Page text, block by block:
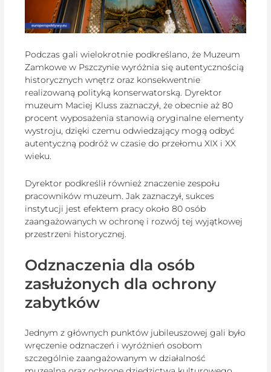
Podczas gali wielokrotnie podkreślano, że Muzeum
Zamkowe w Pszczynie wyróżnia się autentycznością
historycznych wnętrz oraz konsekwentnie
realizowaną polityką konserwatorską. Dyrektor
muzeum Maciej Kluss zaznaczył, że obecnie aż 80
procent wyposażenia stanowią oryginalne elementy
wystroju, dzięki czemu odwiedzający mogą odbyć
autentyczną podróż w czasie do przełomu XIX i XX
wieku.
Dyrektor podkreślił również znaczenie zespołu
pracowników muzeum. Jak zaznaczył, sukces
instytucji jest efektem pracy około 80 osób
zaangażowanych w ochronę i rozwój tej wyjątkowej
przestrzeni historycznej.
Odznaczenia dla osób
zasłużonych dla ochrony
zabytków
Jednym z głównych punktów jubileuszowej gali było
wręczenie odznaczeń i wyróżnień osobom
szczególnie zaangażowanym w działalność